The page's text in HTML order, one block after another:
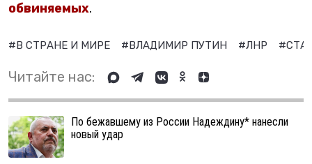
обвиняемых.
#В СТРАНЕ И МИРЕ #ВЛАДИМИР ПУТИН #ЛНР
Читайте нас:
По бежавшему из России Надеждину* нанесли
новый удар